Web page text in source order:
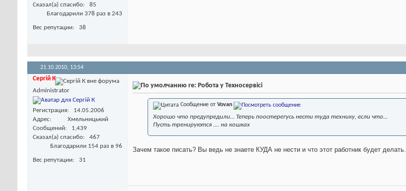
Сказал(а) спасибо
85
Благодарили 378 раз в 243
Вес репутации 38
21.10.2010, 13:54
Сергій К
Administrator
Регистрация
14.05.2006
Адрес
Хмельницький
Сообщений
1,439
Сказал(а) спасибо
467
Благодарили 154 раз в 96
Вес репутации 31
re: Робота у Техносервісі
Сообщение от Vovan
Хорошо что предупредили... Теперь поостерегусь нести туда технику, если что...
Пусть тренируются .... на кошках
Зачем такое писать? Вы ведь не знаете КУДА не нести и что этот работник будет делать.